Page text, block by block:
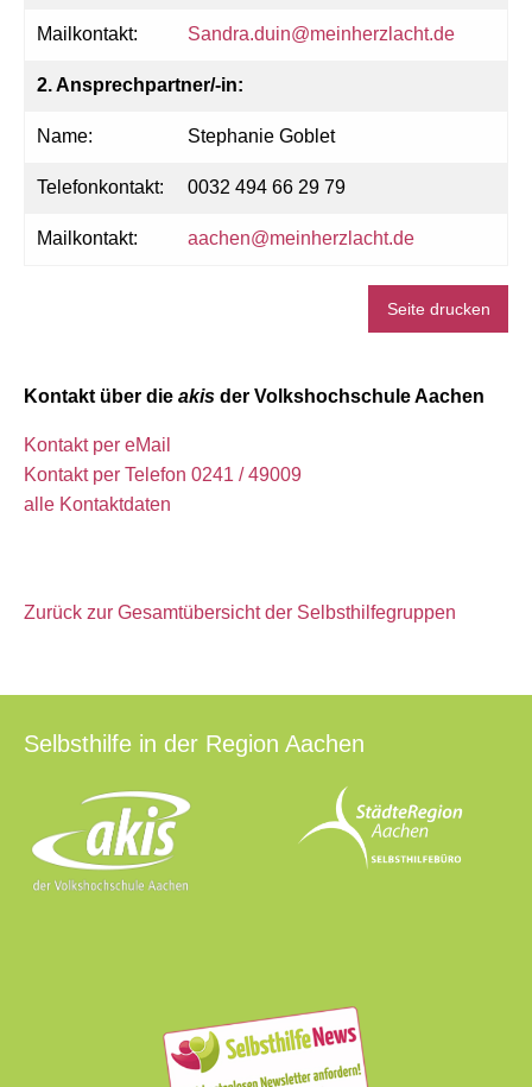
Mailkontakt: Sandra.duin@meinherzlacht.de
2. Ansprechpartner/-in:
Name: Stephanie Goblet
Telefonkontakt: 0032 494 66 29 79
Mailkontakt: aachen@meinherzlacht.de
Seite drucken
Kontakt über die akis der Volkshochschule Aachen
Kontakt per eMail
Kontakt per Telefon 0241 / 49009
alle Kontaktdaten
Zurück zur Gesamtübersicht der Selbsthilfegruppen
Selbsthilfe in der Region Aachen